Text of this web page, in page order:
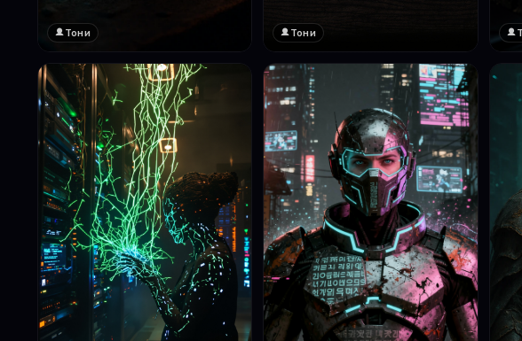
Тони Тони